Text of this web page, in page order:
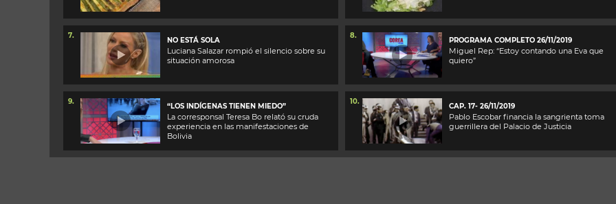
7.
NO ESTÁ SOLA
Luciana Salazar rompió el silencio sobre su
situación amorosa
8.
PROGRAMA COMPLETO 26/11/2019
Miguel Rep: “Estoy contando una Eva que
quiero”
9.
“LOS INDÍGENAS TIENEN MIEDO”
La corresponsal Teresa Bo relató su cruda
experiencia en las manifestaciones de
Bolivia
10.
CAP. 17- 26/11/2019
Pablo Escobar financia la sangrienta toma
guerrillera del Palacio de Justicia